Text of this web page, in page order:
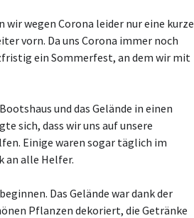
mit
wegen Corona leider nur eine kurze
vorn. Da uns Corona immer noch
ein Sommerfest, an dem wir mit
und das Gelände in einen
sich, dass wir uns auf unsere
Einige waren sogar täglich im
an alle Helfer.
Das Gelände war dank der
Pflanzen dekoriert, die Getränke